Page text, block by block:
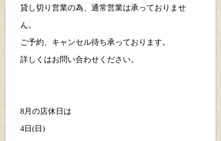
貸し切り営業の為、通常営業は承っておりませ
ん。
ご予約、キャンセル待ち承っております。
詳しくはお問い合わせください。
8月の店休日は
4日(日)